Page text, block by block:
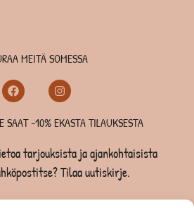
MEITÄ SOMESSA
SAAT -10% EKASTA TILAUKSESTA
tarjouksista ja ajankohtaisista
Tilaa uutiskirje.